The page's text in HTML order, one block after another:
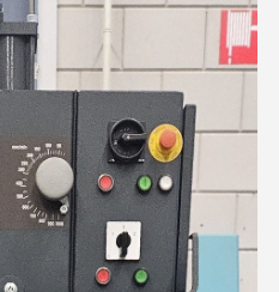
Français
Nederlands